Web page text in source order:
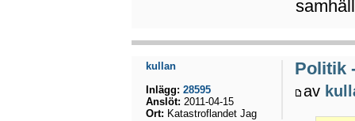
Politik
av
kullan
Inlägg: 28595
Anslöt: 2011-04-15
Ort: Katastroflandet Jag